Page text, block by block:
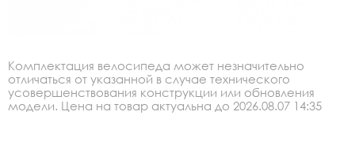
Комплектация велосипеда может незначительно
отличаться от указанной в случае технического
усовершенствования конструкции или обновления
модели. Цена на товар актуальна до 2026.08.07 14:35